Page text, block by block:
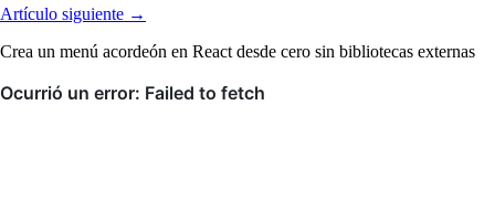
Artículo siguiente →
Crea un menú acordeón en React desde cero sin bibliotecas externas